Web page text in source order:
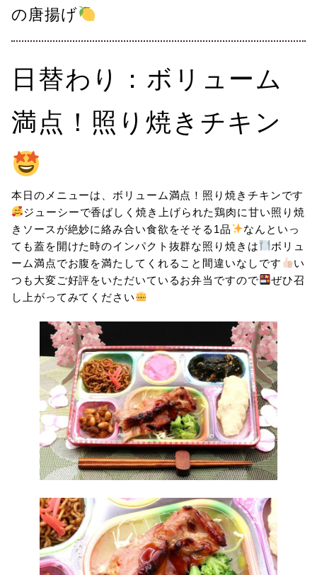
の唐揚げ
日替わり：ボリューム
満点！照り焼きチキン
本日のメニューは、ボリューム満点！照り焼きチキンです
ジューシーで香ばしく焼き上げられた鶏肉に甘い照り焼
きソースが絶妙に絡み合い食欲をそそる1品
なんといっ
ても蓋を開けた時のインパクト抜群な照り焼きは
ボリュ
ーム満点でお腹を満たしてくれること間違いなしです
い
つも大変ご好評をいただいているお弁当ですので
ぜひ召
し上がってみてください